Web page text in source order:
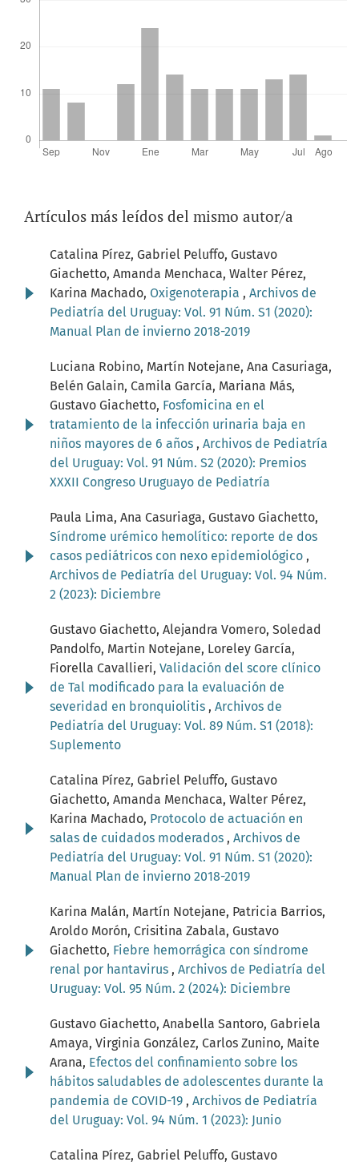
Artículos más leídos del mismo autor/a
Catalina Pírez, Gabriel Peluffo, Gustavo
Giachetto, Amanda Menchaca, Walter Pérez,
Karina Machado, Oxigenoterapia , Archivos de
Pediatría del Uruguay: Vol. 91 Núm. S1 (2020):
Manual Plan de invierno 2018-2019
Luciana Robino, Martín Notejane, Ana Casuriaga,
Belén Galain, Camila García, Mariana Más,
Gustavo Giachetto, Fosfomicina en el
tratamiento de la infección urinaria baja en
niños mayores de 6 años , Archivos de Pediatría
del Uruguay: Vol. 91 Núm. S2 (2020): Premios
XXXII Congreso Uruguayo de Pediatría
Paula Lima, Ana Casuriaga, Gustavo Giachetto,
Síndrome urémico hemolítico: reporte de dos
casos pediátricos con nexo epidemiológico ,
Archivos de Pediatría del Uruguay: Vol. 94 Núm.
2 (2023): Diciembre
Gustavo Giachetto, Alejandra Vomero, Soledad
Pandolfo, Martin Notejane, Loreley García,
Fiorella Cavallieri, Validación del score clínico
de Tal modificado para la evaluación de
severidad en bronquiolitis , Archivos de
Pediatría del Uruguay: Vol. 89 Núm. S1 (2018):
Suplemento
Catalina Pírez, Gabriel Peluffo, Gustavo
Giachetto, Amanda Menchaca, Walter Pérez,
Karina Machado, Protocolo de actuación en
salas de cuidados moderados , Archivos de
Pediatría del Uruguay: Vol. 91 Núm. S1 (2020):
Manual Plan de invierno 2018-2019
Karina Malán, Martín Notejane, Patricia Barrios,
Aroldo Morón, Crisitina Zabala, Gustavo
Giachetto, Fiebre hemorrágica con síndrome
renal por hantavirus , Archivos de Pediatría del
Uruguay: Vol. 95 Núm. 2 (2024): Diciembre
Gustavo Giachetto, Anabella Santoro, Gabriela
Amaya, Virginia González, Carlos Zunino, Maite
Arana, Efectos del confinamiento sobre los
hábitos saludables de adolescentes durante la
pandemia de COVID-19 , Archivos de Pediatría
del Uruguay: Vol. 94 Núm. 1 (2023): Junio
Catalina Pírez, Gabriel Peluffo, Gustavo